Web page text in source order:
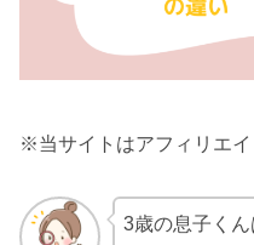
※当サイトはアフィリエ
3歳の息子く